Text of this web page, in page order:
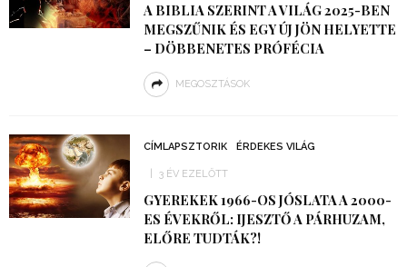
A BIBLIA SZERINT A VILÁG 2025-BEN
MEGSZŰNIK ÉS EGY ÚJ JÖN HELYETTE
– DÖBBENETES PRÓFÉCIA
MEGOSZTÁSOK
CÍMLAPSZTORIK ÉRDEKES VILÁG
3 ÉV EZELŐTT
GYEREKEK 1966-OS JÓSLATA A 2000-
ES ÉVEKRŐL: IJESZTŐ A PÁRHUZAM,
ELŐRE TUDTÁK?!